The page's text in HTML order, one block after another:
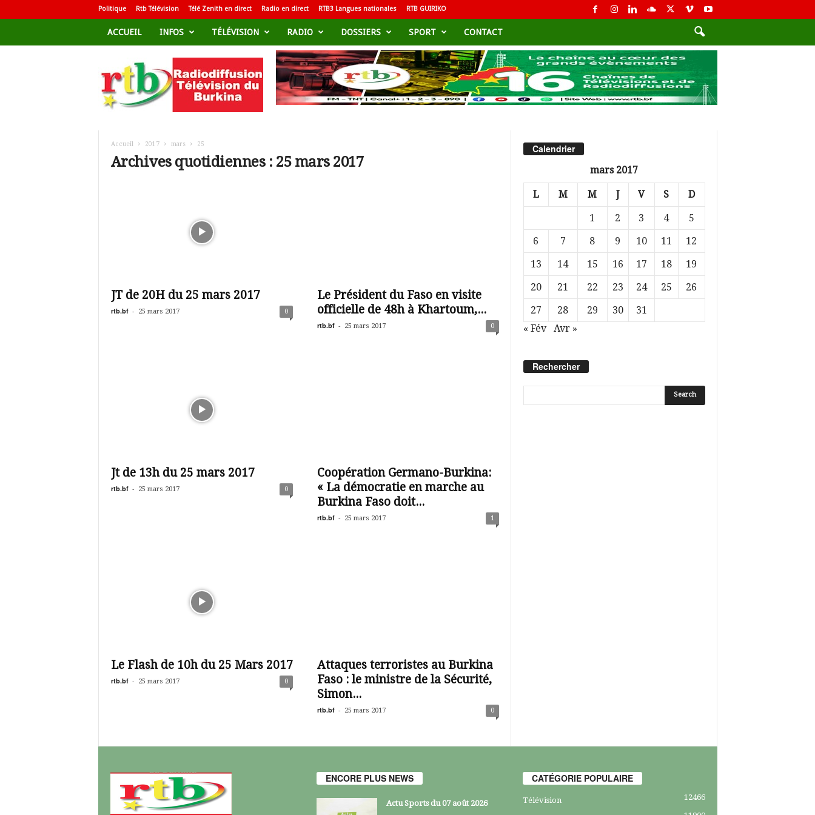
Politique Rtb Télévision Télé Zenith en direct Radio en direct RTB3 Langues nationales RTB GUIRIKO
ACCUEIL INFOS TÉLÉVISION RADIO DOSSIERS SPORT CONTACT
d
i
Accueil 2017 mars 25
Archives quotidiennes : 25 mars 2017
JT de 20H du 25 mars 2017
rtb.bf - 25 mars 2017 0
Le Président du Faso en visite
officielle de 48h à Khartoum,...
rtb.bf - 25 mars 2017 0
Jt de 13h du 25 mars 2017
rtb.bf - 25 mars 2017 0
Coopération Germano-Burkina:
« La démocratie en marche au
Burkina Faso doit...
rtb.bf - 25 mars 2017 1
Le Flash de 10h du 25 Mars 2017
rtb.bf - 25 mars 2017 0
Attaques terroristes au Burkina
Faso : le ministre de la Sécurité,
Simon...
rtb.bf - 25 mars 2017 0
Calendrier
mars 2017
L M M J V S D
1 2 3 4
5
6
7 8 9 10 11
12
13
14 15 16 17 18
19
20
21 22 23 24 25
26
27
28 29 30
31
« Fév
Avr »
Rechercher
ENCORE PLUS NEWS
Actu Sports du 07 août 2026
CATÉGORIE POPULAIRE
Télévision 12466